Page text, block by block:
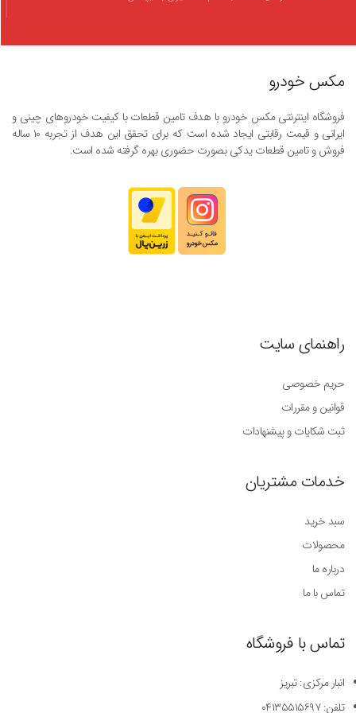
مکس خودرو
فروشگاه اینترنتی مکس خودرو با هدف تامین قطعات با کیفیت خودروهای چینی و
ایرانی و قیمت رقابتی ایجاد شده است که برای تحقق این هدف از تجربه ۱۰ ساله
فروش و تامین قطعات یدکی بصورت حضوری بهره گرفته شده است.
راهنمای سایت
حریم خصوصی
قوانین و مقررات
ثبت شکایات و پیشنهادات
خدمات مشتریان
سبد خرید
محصولات
درباره ما
تماس با ما
تماس با فروشگاه
انبار مرکزی: تبریز
تلفن: ۰۴۱۳۵۵۱۵۶۹۷